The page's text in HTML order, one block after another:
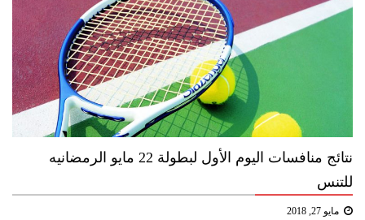
نتائج منافسات اليوم الأول لبطولة 22 مايو الرمضانيه
للتنس
مايو 27, 2018